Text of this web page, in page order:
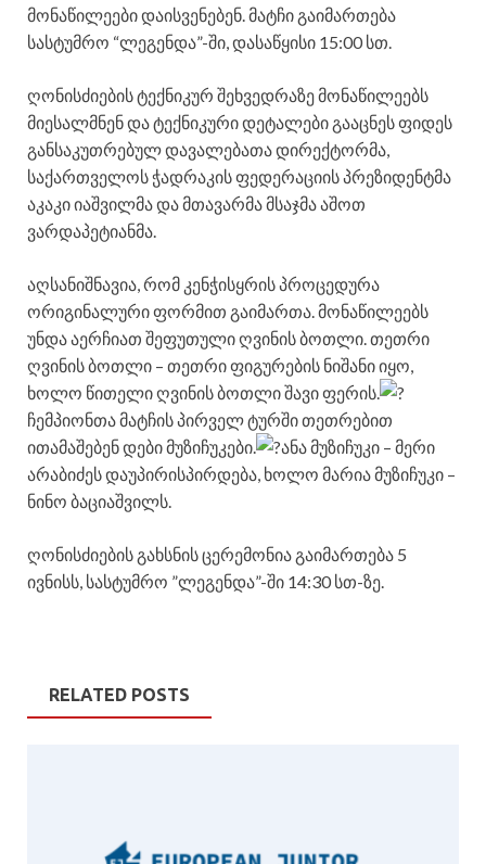
მონაწილეები დაისვენებენ. მატჩი გაიმართება
სასტუმრო “ლეგენდა”-ში, დასაწყისი 15:00 სთ.
ღონისძიების ტექნიკურ შეხვედრაზე მონაწილეებს
მიესალმნენ და ტექნიკური დეტალები გააცნეს ფიდეს
განსაკუთრებულ დავალებათა დირექტორმა,
საქართველოს ჭადრაკის ფედერაციის პრეზიდენტმა
აკაკი იაშვილმა და მთავარმა მსაჯმა აშოთ
ვარდაპეტიანმა.
აღსანიშნავია, რომ კენჭისყრის პროცედურა
ორიგინალური ფორმით გაიმართა. მონაწილეებს
უნდა აერჩიათ შეფუთული ღვინის ბოთლი. თეთრი
ღვინის ბოთლი – თეთრი ფიგურების ნიშანი იყო,
ხოლო წითელი ღვინის ბოთლი შავი ფერის.
ჩემპიონთა მატჩის პირველ ტურში თეთრებით
ითამაშებენ დები მუზიჩუკები.
ანა მუზიჩუკი – მერი
არაბიძეს დაუპირისპირდება, ხოლო მარია მუზიჩუკი –
ნინო ბაციაშვილს.
ღონისძიების გახსნის ცერემონია გაიმართება 5
ივნისს, სასტუმრო ”ლეგენდა”-ში 14:30 სთ-ზე.
RELATED POSTS